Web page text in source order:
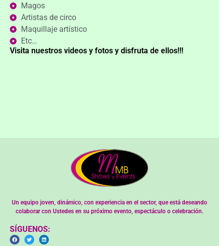
Magos
Artistas de circo
Maquillaje artístico
Etc…
Visita nuestros videos y fotos y disfruta de ellos!!!
Un equipo joven, dinámico, con experiencia en el sector, que está deseando
colaborar con Ustedes en su próximo evento, espectáculo o celebración.
SÍGUENOS: